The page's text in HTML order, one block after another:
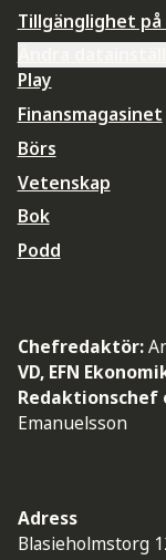
Tillgänglighet på
Play
Finansmagasinet
Börs
Vetenskap
Bok
Podd
Chefredaktör:
VD, EFN
Emanuelsson
Adress
Blasieholmstorg